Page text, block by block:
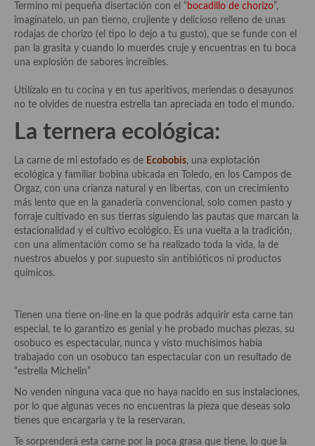
Arroces Y fideuás
Legumbres y cereales
Huevos
Masas elaboradas con harina, pizzas, quiches y demás
Plato principal
Aves
Carne
Pescado y Marisco
Postres y dulces
Quesos, recetas
Salazones y encurtidos
Recetas de Cuaresma
Recetas maridadas con los mejores AOVES
Termino mi pequeña disertación con el “ bocadillo de chorizo”,
imagínatelo, un pan tierno, crujiente y delicioso relleno de unas
rodajas de chorizo (el tipo lo dejo a tu gusto), que se funde con el
pan la grasita y cuando lo muerdes cruje y encuentras en tu boca
una explosión de sabores increíbles.
Utilízalo en tu cocina y en tus aperitivos, meriendas o desayunos
no te olvides de nuestra estrella tan apreciada en todo el mundo.
La ternera ecológica:
La carne de mi estofado es de Ecobobis, una explotación
ecológica y familiar bobina ubicada en Toledo, en los Campos de
Orgaz, con una crianza natural y en libertas, con un crecimiento
más lento que en la ganadería convencional, solo comen pasto y
forraje cultivado en sus tierras siguiendo las pautas que marcan la
estacionalidad y el cultivo ecológico. Es una vuelta a la tradición,
con una alimentación como se ha realizado toda la vida, la de
nuestros abuelos y por supuesto sin antibióticos ni productos
químicos.
Tienen una tiene on-line en la que podrás adquirir esta carne tan
especial, te lo garantizo es genial y he probado muchas piezas, su
osobuco es espectacular, nunca y visto muchísimos había
trabajado con un osobuco tan espectacular con un resultado de
“estrella Michelin”
No venden ninguna vaca que no haya nacido en sus instalaciones,
por lo que algunas veces no encuentras la pieza que deseas solo
tienes que encargarla y te la reservaran.
Te sorprenderá esta carne por la poca grasa que tiene, lo que la